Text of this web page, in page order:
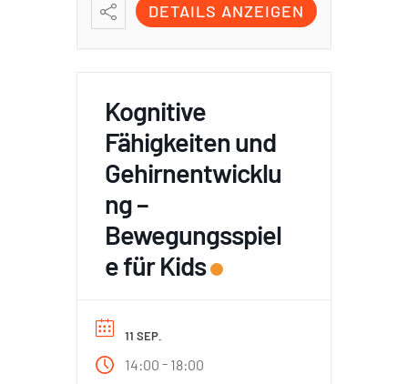
DETAILS ANZEIGEN
Kognitive
Fähigkeiten und
Gehirnentwicklu
ng –
Bewegungsspiel
e für Kids
11 SEP.
14:00 - 18:00